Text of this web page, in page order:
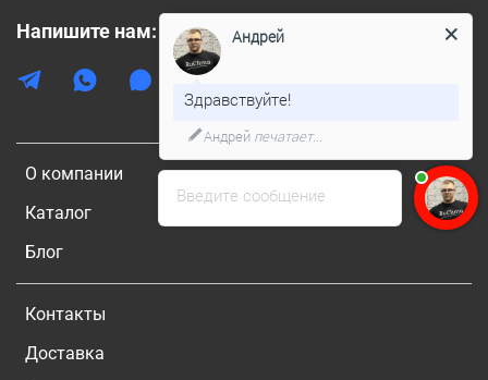
О компании
Каталог
Блог
Контакты
Доставка
Напишите нам:
Введите сообщение
Андрей
Здравствуйте!
Андрей печатает...